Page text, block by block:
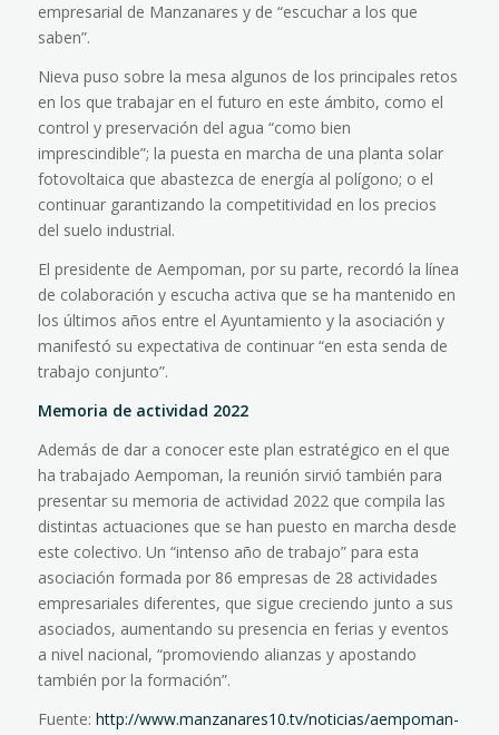
empresarial de Manzanares y de “escuchar a los que
saben”.
Nieva puso sobre la mesa algunos de los principales retos
en los que trabajar en el futuro en este ámbito, como el
control y preservación del agua “como bien
imprescindible”; la puesta en marcha de una planta solar
fotovoltaica que abastezca de energía al polígono; o el
continuar garantizando la competitividad en los precios
del suelo industrial.
El presidente de Aempoman, por su parte, recordó la línea
de colaboración y escucha activa que se ha mantenido en
los últimos años entre el Ayuntamiento y la asociación y
manifestó su expectativa de continuar “en esta senda de
trabajo conjunto”.
Memoria de actividad 2022
Además de dar a conocer este plan estratégico en el que
ha trabajado Aempoman, la reunión sirvió también para
presentar su memoria de actividad 2022 que compila las
distintas actuaciones que se han puesto en marcha desde
este colectivo. Un “intenso año de trabajo” para esta
asociación formada por 86 empresas de 28 actividades
empresariales diferentes, que sigue creciendo junto a sus
asociados, aumentando su presencia en ferias y eventos
a nivel nacional, “promoviendo alianzas y apostando
también por la formación”.
Fuente: http://www.manzanares10.tv/noticias/aempoman-